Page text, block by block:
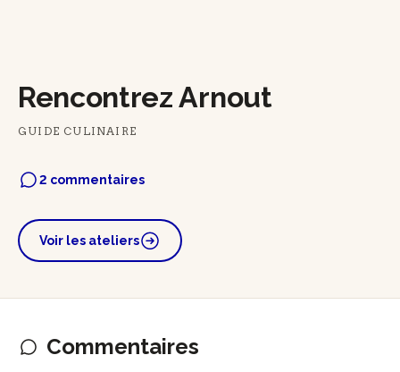
Rencontrez Arnout
GUIDE CULINAIRE
2 commentaires
Voir les ateliers
Commentaires